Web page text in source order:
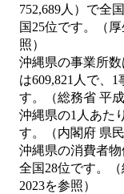
752,689人）で全
国25位です。（
照）
沖縄県の事業所
は609,821人で、
す。（総務省 平
沖縄県の1人あた
す。（内閣府 県
沖縄県の消費者
全国28位です。
2023を参照）